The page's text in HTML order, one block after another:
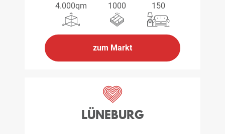
4.000qm 1000 150
zum Markt
LÜNEBURG